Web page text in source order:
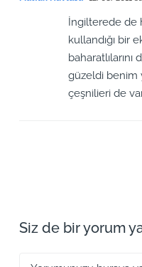
İngilterede de
kullandığı bir
baharatlılarını
güzeldi benim
çeşnilieri de
Siz de bir yorum